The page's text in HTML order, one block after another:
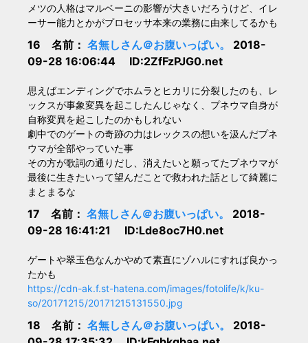
メツの人格はマルベーニの影響が大きいだろうけど、イレ
ーサー能力とかがプロセッサ本来の業務に由来してるかも
16 名前： 名無しさん＠お腹いっぱい。 2018-
09-28 16:06:44 ID:2ZfFzPJG0.net
思えばエンディングでホムラとヒカリに分裂したのも、レ
ックスが事象変異を起こしたんじゃなく、プネウマ自身が
自称変異を起こしたのかもしれない
劇中でのゲートの奇跡の力はレックスの想いを汲んだプネ
ウマが全部やっていた事
その方が歌詞の通りだし、消えたいと願ってたプネウマが
最後に生きたいって望んだことで救われた話として綺麗に
まとまるな
17 名前： 名無しさん＠お腹いっぱい。 2018-
09-28 16:41:21 ID:Lde8oc7H0.net
ゲートや翠玉色なんかやめて素直にゾハルにすれば良かっ
たかも
https://cdn-ak.f.st-hatena.com/images/fotolife/k/ku-
so/20171215/20171215131550.jpg
18 名前： 名無しさん＠お腹いっぱい。 2018-